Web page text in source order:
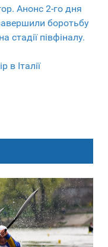
Анонс 2-го дня
боротьбу
стадії півфіналу.
в Італії